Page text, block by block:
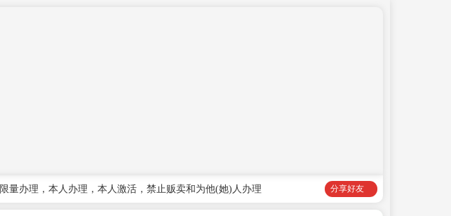
限量办理，本人办理，本人激活，禁止贩卖和为他(她)人办理 分享好友